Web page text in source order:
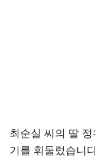
최순실 씨의 딸
기를 휘둘렀습니